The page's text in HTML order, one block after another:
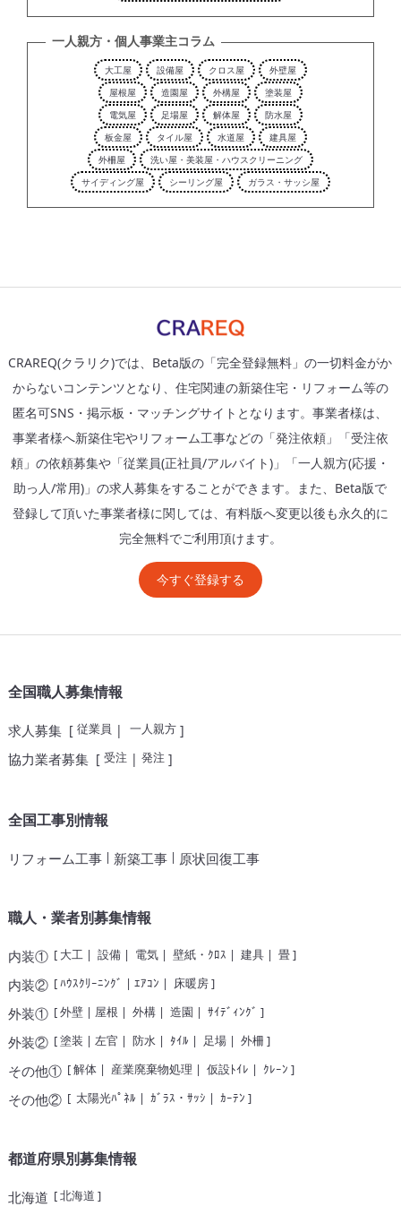
一人親方・個人事業主コラム
大工屋 設備屋 クロス屋
外壁屋
屋根屋
造園屋 外構屋
塗装屋
電気屋
足場屋 解体屋
防水屋
板金屋
タイル屋 水道屋
建具屋
外柵屋
洗い屋・美装屋・ハウスクリーニング
サイディング屋
シーリング屋 ガラス・サッシ屋
CRAREQ(クラリク)では、Beta版の「完全登録無料」の一切料金がか
からないコンテンツとなり、住宅関連の新築住宅・リフォーム等の
匿名可SNS・掲示板・マッチングサイトとなります。事業者様は、
事業者様へ新築住宅やリフォーム工事などの「発注依頼」「受注依
頼」の依頼募集や「従業員(正社員/アルバイト)」「一人親方(応援・
助っ人/常用)」の求人募集をすることができます。また、Beta版で
登録して頂いた事業者様に関しては、有料版へ変更以後も永久的に
完全無料でご利用頂けます。
今すぐ登録する
全国職人募集情報
求人募集[ 従業員| 一人親方]
協力業者募集[ 受注| 発注]
全国工事別情報
リフォーム工事| 新築工事| 原状回復工事
職人・業者別募集情報
内装①[ 大工| 設備| 電気| 壁紙・ｸﾛｽ | 建具| 畳]
内装②[ﾊｳｽｸﾘｰﾆﾝｸﾞ | ｴｱｺﾝ | 床暖房]
外装①[外壁| 屋根 | 外構| 造園 | ｻｲﾃﾞｨﾝｸﾞ ]
外装②[塗装 | 左官 | 防水| ﾀｲﾙ | 足場| 外柵 ]
その他①[解体| 産業廃棄物処理 | 仮設ﾄｲﾚ | ｸﾚｰﾝ ]
その他②[ 太陽光ﾊﾟﾈﾙ | ｶﾞﾗｽ・ｻｯｼ | ｶｰﾃﾝ ]
都道府県別募集情報
北海道 [北海道 ]